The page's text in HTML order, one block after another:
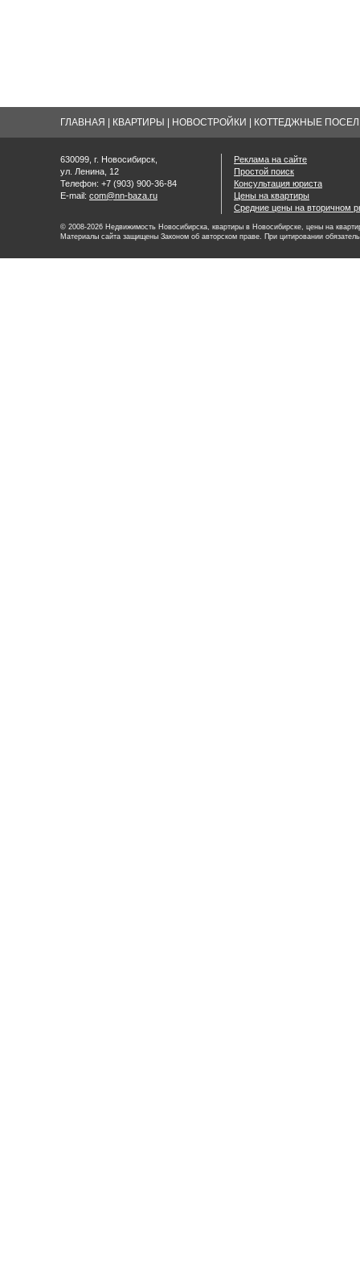
ГЛАВНАЯ КВАРТИРЫ НОВОСТРОЙКИ КОТТЕДЖНЫЕ
630099, г. Новосибирск,
ул. Ленина, 12
Телефон: +7 (903) 900-36-84
E-mail: com@nn-baza.ru
Реклама на сайте
Простой поиск
Консультация юриста
Цены на квартиры
Средние цены на вторичном
© 2008-2026 Недвижимость Новосибирска, квартиры в Новосибирске, цены на
Материалы сайта защищены Законом об авторском праве. При цитировании